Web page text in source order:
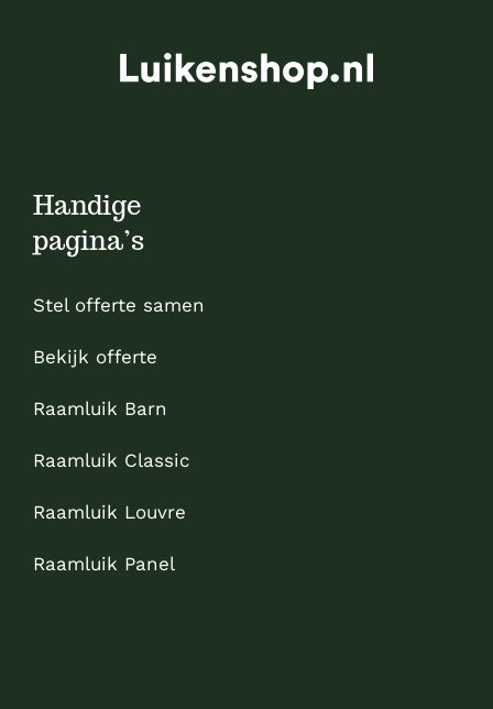
Handige
pagina’s
Stel offerte samen
Bekijk offerte
Raamluik Barn
Raamluik Classic
Raamluik Louvre
Raamluik Panel